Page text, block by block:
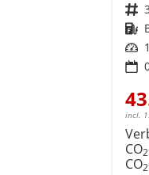
Fahrzeugnr.
Kraftstoff
Leistung
incl.
CO2
CO2